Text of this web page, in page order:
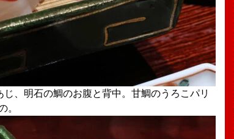
、明石の鯛のお腹と背中。甘鯛のうろこパリ
。